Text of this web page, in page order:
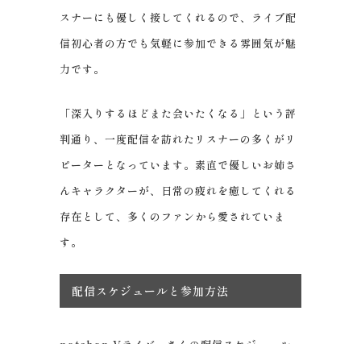
スナーにも優しく接してくれるので、ライブ配
信初心者の方でも気軽に参加できる雰囲気が魅
力です。
「深入りするほどまた会いたくなる」という評
判通り、一度配信を訪れたリスナーの多くがリ
ピーターとなっています。素直で優しいお姉さ
んキャラクターが、日常の疲れを癒してくれる
存在として、多くのファンから愛されていま
す。
配信スケジュールと参加方法